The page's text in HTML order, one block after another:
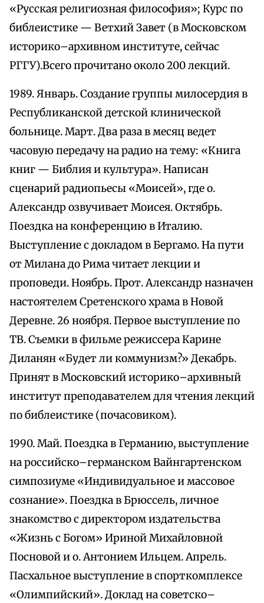
«Русская религиозная философия»; Курс по
библеистике — Ветхий Завет (в Московском
историко–архивном институте, сейчас
РГГУ).Всего прочитано около 200 лекций.
1989. Январь. Создание группы милосердия в
Республиканской детской клинической
больнице. Март. Два раза в месяц ведет
часовую передачу на радио на тему: «Книга
книг — Библия и культура». Написан
сценарий радиопьесы «Моисей», где о.
Александр озвучивает Моисея. Октябрь.
Поездка на конференцию в Италию.
Выступление с докладом в Бергамо. На пути
от Милана до Рима читает лекции и
проповеди. Ноябрь. Прот. Александр назначен
настоятелем Сретенского храма в Новой
Деревне. 26 ноября. Первое выступление по
ТВ. Съемки в фильме режиссера Карине
Диланян «Будет ли коммунизм?» Декабрь.
Принят в Московский историко–архивный
институт преподавателем для чтения лекций
по библеистике (почасовиком).
1990. Май. Поездка в Германию, выступление
на российско–германском Вайнгартенском
симпозиуме «Индивидуальное и массовое
сознание». Поездка в Брюссель, личное
знакомство с директором издательства
«Жизнь с Богом» Ириной Михайловной
Посновой и о. Антонием Ильцем. Апрель.
Пасхальное выступление в спорткомплексе
«Олимпийский». Доклад на советско–